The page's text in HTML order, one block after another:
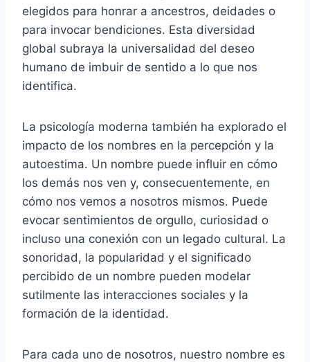
elegidos para honrar a ancestros, deidades o
para invocar bendiciones. Esta diversidad
global subraya la universalidad del deseo
humano de imbuir de sentido a lo que nos
identifica.
La psicología moderna también ha explorado el
impacto de los nombres en la percepción y la
autoestima. Un nombre puede influir en cómo
los demás nos ven y, consecuentemente, en
cómo nos vemos a nosotros mismos. Puede
evocar sentimientos de orgullo, curiosidad o
incluso una conexión con un legado cultural. La
sonoridad, la popularidad y el significado
percibido de un nombre pueden modelar
sutilmente las interacciones sociales y la
formación de la identidad.
Para cada uno de nosotros, nuestro nombre es